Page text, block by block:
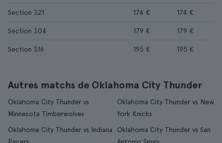
Section 321 174 € 174 €
Section 304 179 € 179 €
Section 316 195 € 195 €
Autres matchs de Oklahoma City Thunder
Oklahoma City Thunder vs
Minnesota Timberwolves
Oklahoma City Thunder vs New
York Knicks
Oklahoma City Thunder vs Indiana
Oklahoma City Thunder vs San